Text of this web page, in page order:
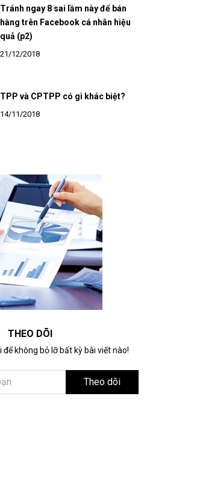
Tránh ngay 8 sai lầm này để bán
hàng trên Facebook cá nhân hiệu
THEO DÕI
Theo dõi